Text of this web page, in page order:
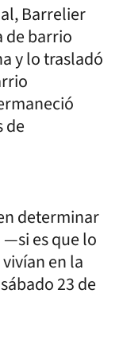
Barrelier
de barrio
y lo trasladó
de
determinar
es que lo
en la
23 de